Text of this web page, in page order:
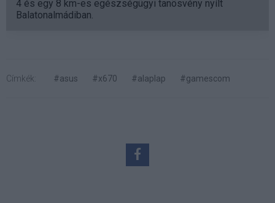
4 és egy 8 km-es egészségügyi tanösvény nyílt
Balatonalmádiban.
Címkék: #asus #x670 #alaplap #gamescom